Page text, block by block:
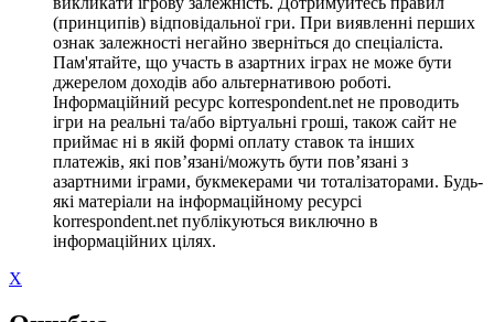
(принципів) відповідальної гри. При виявленні перших
ознак залежності негайно зверніться до спеціаліста.
Пам'ятайте, що участь в азартних іграх не може бути
джерелом доходів або альтернативою роботі.
Інформаційний ресурс korrespondent.net не проводить
ігри на реальні та/або віртуальні гроші, також сайт не
приймає ні в якій формі оплату ставок та інших
платежів, які пов’язані/можуть бути пов’язані з
азартними іграми, букмекерами чи тоталізаторами. Будь-
які матеріали на інформаційному ресурсі
korrespondent.net публікуються виключно в
інформаційних цілях.
X